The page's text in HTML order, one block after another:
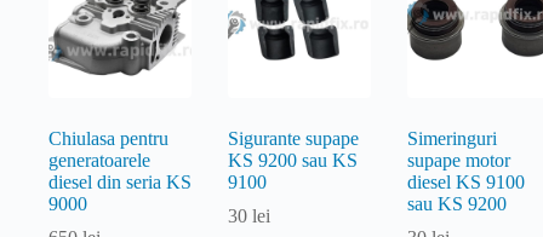
Chiulasa pentru
generatoarele
diesel din seria KS
9000
Sigurante supape
KS 9200 sau KS
9100
30 lei
Simeringuri
supape motor
diesel KS 9100
sau KS 9200